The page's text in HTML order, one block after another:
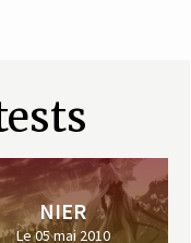
NIER
Le 05 mai 2010